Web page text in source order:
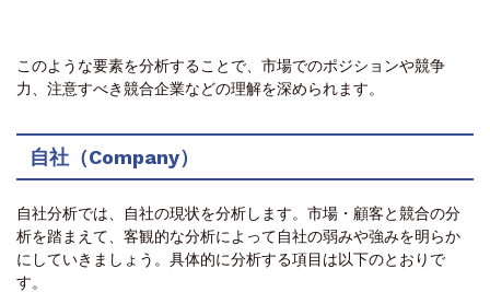
このような要素を分析することで、市場でのポジションや競争
力、注意すべき競合企業などの理解を深められます。
自社（Company）
自社分析では、自社の現状を分析します。市場・顧客と競合の分
析を踏まえて、客観的な分析によって自社の弱みや強みを明らか
にしていきましょう。具体的に分析する項目は以下のとおりで
す。